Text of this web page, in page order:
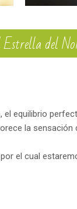
del
, el equilibrio
la sensación
el cual